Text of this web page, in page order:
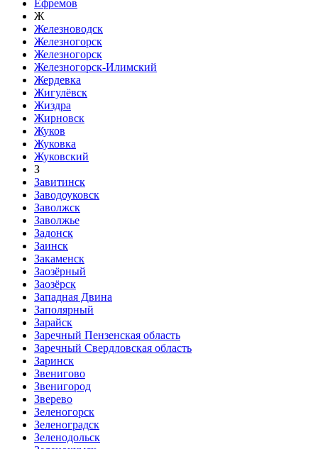
Ефремов
Ж
Железноводск
Железногорск
Железногорск
Железногорск-Илимский
Жердевка
Жигулёвск
Жиздра
Жирновск
Жуков
Жуковка
Жуковский
З
Завитинск
Заводоуковск
Заволжск
Заволжье
Задонск
Заинск
Закаменск
Заозёрный
Заозёрск
Западная Двина
Заполярный
Зарайск
Заречный Пензенская область
Заречный Свердловская область
Заринск
Звенигово
Звенигород
Зверево
Зеленогорск
Зеленоградск
Зеленодольск